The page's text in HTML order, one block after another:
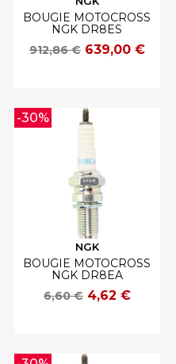
BOUGIE MOTOCROSS
NGK DR8ES
912,86 € 639,00 €
NGK
BOUGIE MOTOCROSS
NGK DR8EA
6,60 € 4,62 €
-30%